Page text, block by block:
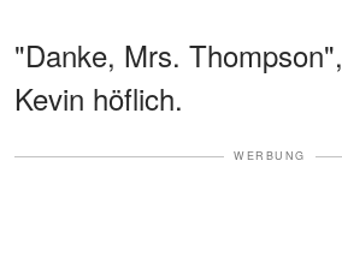
"Danke, Mrs.
Kevin höflich.
WERBUNG